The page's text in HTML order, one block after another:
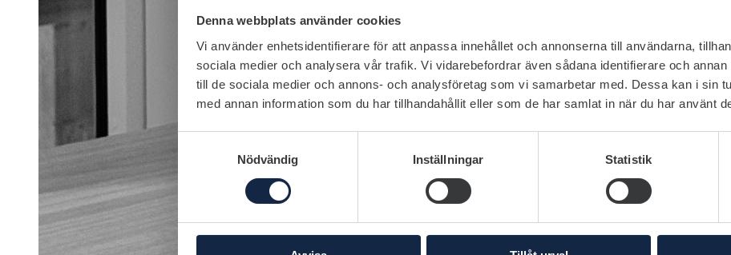
Denna webbplats använder cookies
Vi använder enhetsidentifierare för att anpassa innehållet och annonserna till användarna,
sociala medier och analysera vår trafik. Vi vidarebefordrar även sådana identifierare och
till de sociala medier och annons- och analysföretag som vi samarbetar med. Dessa kan i sin
med annan information som du har tillhandahållit eller som de har samlat in när du har använt
Nödvändig
Inställningar Statistik